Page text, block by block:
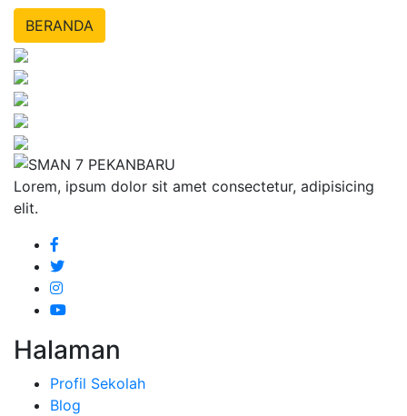
BERANDA
Lorem, ipsum dolor sit amet consectetur, adipisicing
elit.
Halaman
Profil Sekolah
Blog